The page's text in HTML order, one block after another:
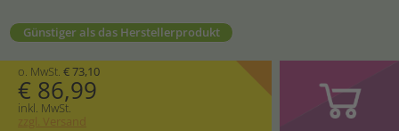
Günstiger als das Herstellerprodukt
o. MwSt. € 73,10
€ 86,99
inkl. MwSt.
zzgl. Versand